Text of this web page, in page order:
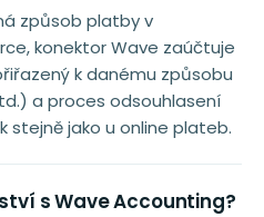
způsob platby v
konektor Wave zaúčtuje
k danému způsobu
a proces odsouhlasení
stejně jako u online plateb.
s Wave Accounting?